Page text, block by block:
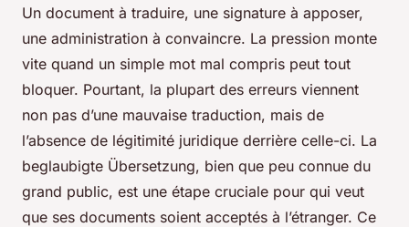
Un document à traduire, une signature à apposer,
une administration à convaincre. La pression monte
vite quand un simple mot mal compris peut tout
bloquer. Pourtant, la plupart des erreurs viennent
non pas d’une mauvaise traduction, mais de
l’absence de légitimité juridique derrière celle-ci. La
beglaubigte Übersetzung, bien que peu connue du
grand public, est une étape cruciale pour qui veut
que ses documents soient acceptés à l’étranger. Ce